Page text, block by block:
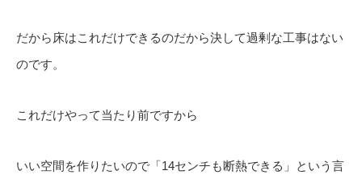
だから床はこれだけできるのだから決して過剰な工事はない
のです。
これだけやって当たり前ですから
いい空間を作りたいので「14センチも断熱できる」という言